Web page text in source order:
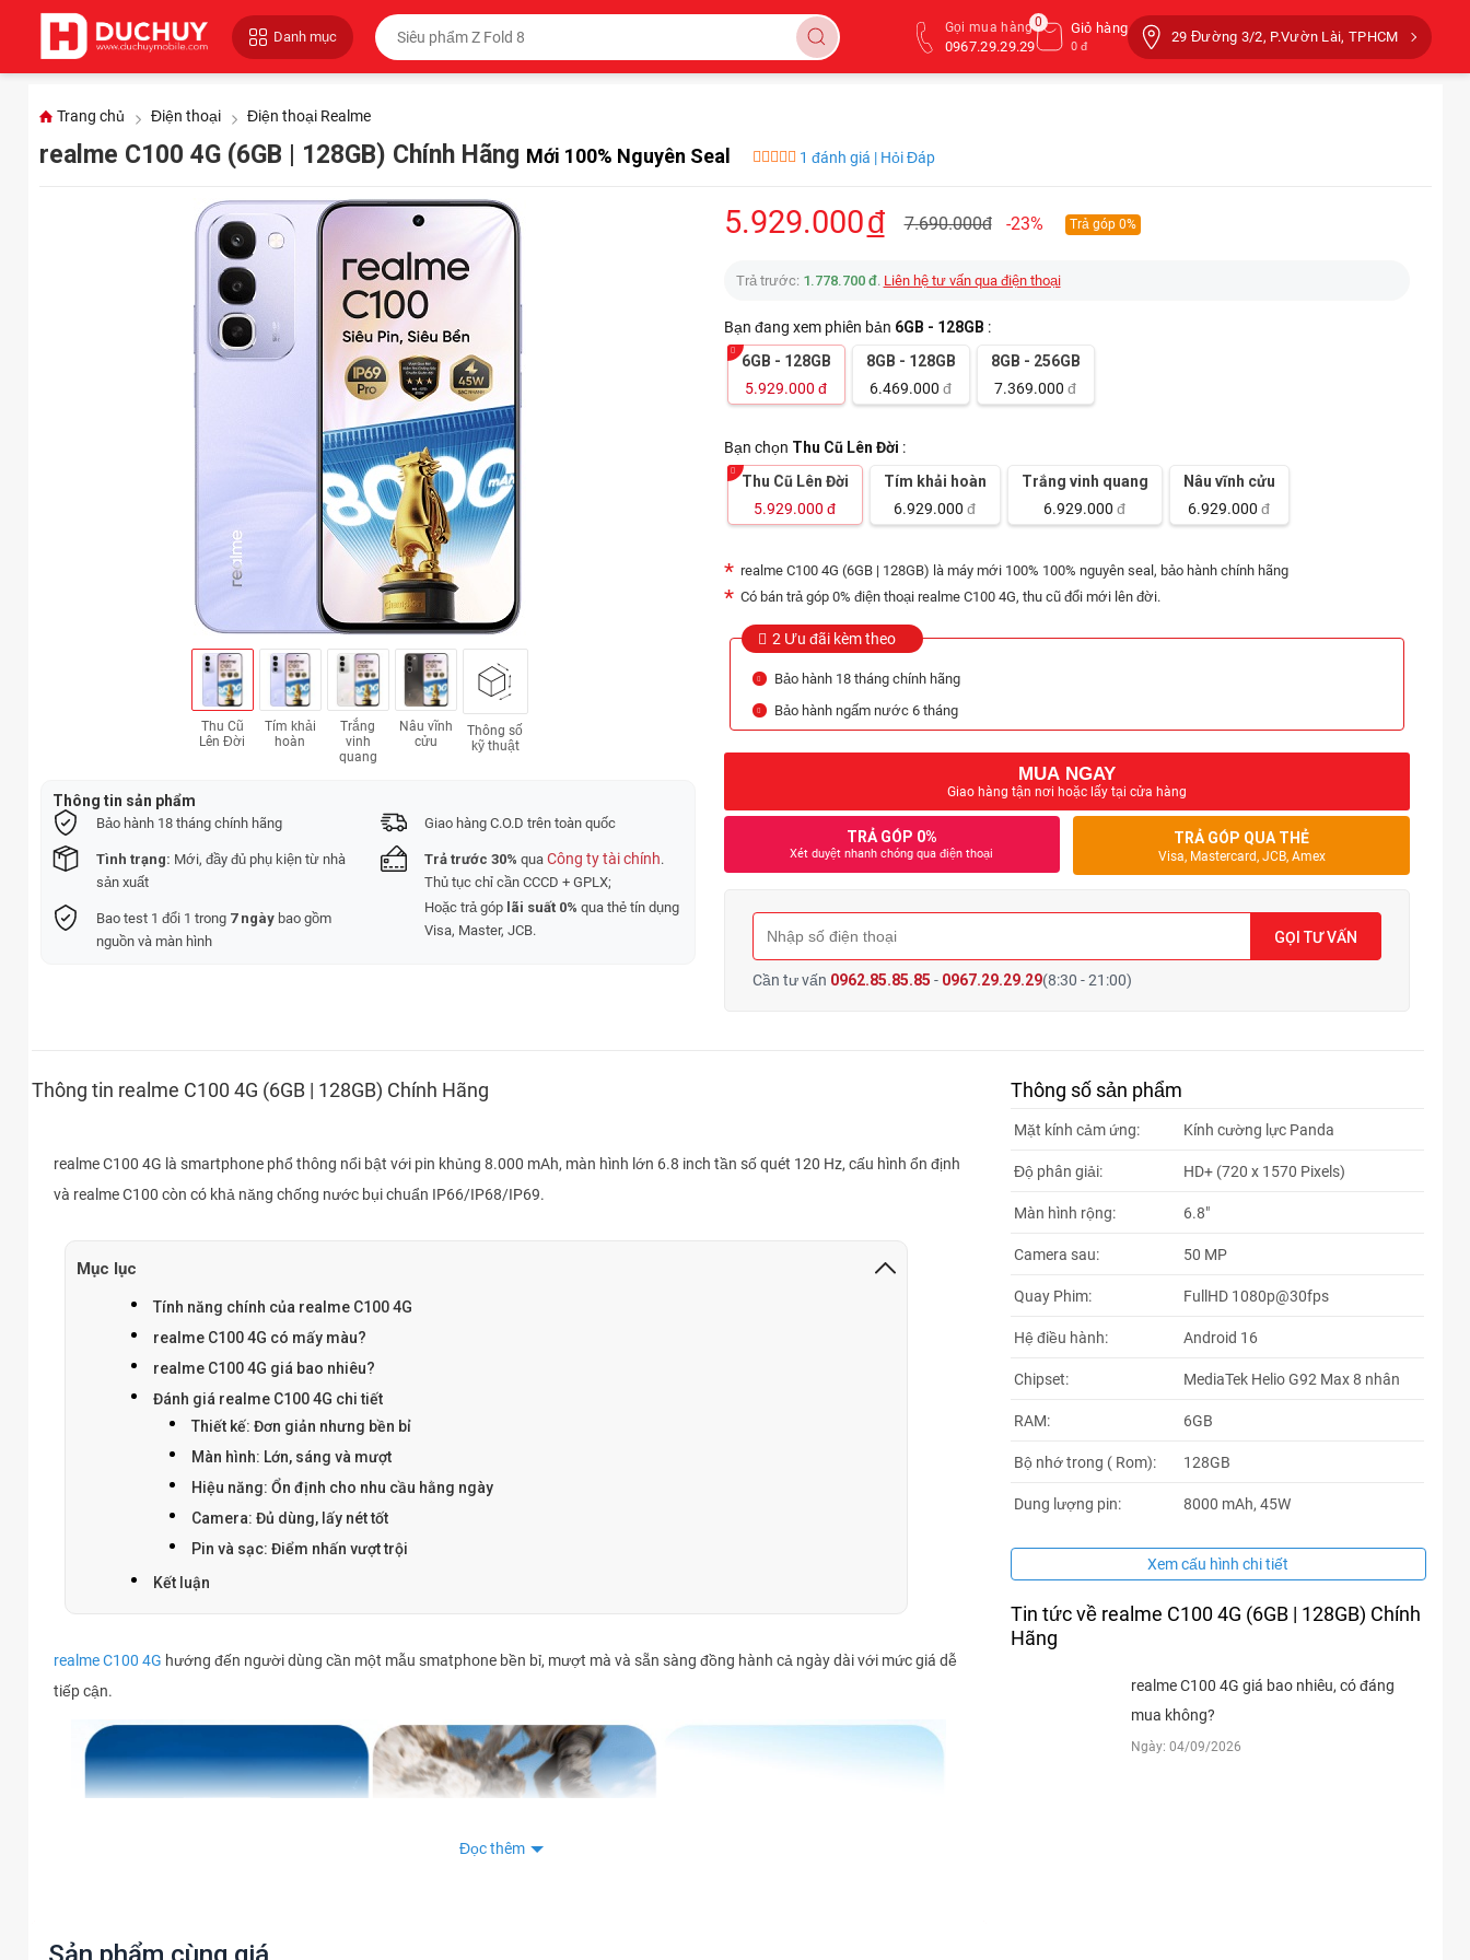
Danh mục
Gọi mua hàng
0967.29.29.29
Giỏ hàng
0 đ
0
29 Đường 3/2, P.Vườn Lài, TPHCM
Trang chủ Điện thoại Điện thoại Realme
realme C100 4G (6GB | 128GB) Chính Hãng Mới 100% Nguyên Seal 1 đánh giá | Hỏi Đáp
Thu Cũ
Lên Đời
Tím khải
hoàn
Trắng
vinh
quang
Nâu vĩnh
cửu
Thông số
kỹ thuật
Thông tin sản phẩm
Bảo hành 18 tháng chính hãng Giao hàng C.O.D trên toàn quốc
Tình trạng: Mới, đầy đủ phụ kiện từ nhà
sản xuất
Trả trước 30% qua Công ty tài chính.
Thủ tục chỉ cần CCCD + GPLX;
Bao test 1 đổi 1 trong 7 ngàybao gồm
nguồn và màn hình
Hoặc trả góp lãi suất 0% qua thẻ tín dụng
Visa, Master, JCB.
5.929.000đ 7.690.000đ -23% Trả góp 0%
Trả trước: 1.778.700 đ. Liên hệ tư vấn qua điện thoại
Bạn đang xem phiên bản 6GB - 128GB :
6GB - 128GB
5.929.000 đ
8GB - 128GB
6.469.000 đ
8GB - 256GB
7.369.000 đ
Bạn chọn Thu Cũ Lên Đời :
Thu Cũ Lên Đời
5.929.000 đ
Tím khải hoàn
6.929.000 đ
Trắng vinh quang
6.929.000 đ
Nâu vĩnh cửu
6.929.000 đ
realme C100 4G (6GB | 128GB) là máy mới 100% 100% nguyên seal, bảo hành chính hãng
Có bán trả góp 0% điện thoại realme C100 4G, thu cũ đổi mới lên đời.
2 Ưu đãi kèm theo
Bảo hành 18 tháng chính hãng
Bảo hành ngấm nước 6 tháng
MUA NGAY
Giao hàng tận nơi hoặc lấy tại cửa hàng
TRẢ GÓP 0%
Xét duyệt nhanh chóng qua điện thoại
TRẢ GÓP QUA THẺ
Visa, Mastercard, JCB, Amex
GỌI TƯ VẤN
Cần tư vấn 0962.85.85.85 - 0967.29.29.29(8:30 - 21:00)
Thông tin realme C100 4G (6GB | 128GB) Chính Hãng
realme C100 4G là smartphone phổ thông nổi bật với pin khủng 8.000 mAh, màn hình lớn 6.8 inch tần số quét 120 Hz, cấu hình ổn định
và realme C100 còn có khả năng chống nước bụi chuẩn IP66/IP68/IP69.
Mục lục
Tính năng chính của realme C100 4G
realme C100 4G có mấy màu?
realme C100 4G giá bao nhiêu?
Đánh giá realme C100 4G chi tiết
Thiết kế: Đơn giản nhưng bền bỉ
Màn hình: Lớn, sáng và mượt
Hiệu năng: Ổn định cho nhu cầu hằng ngày
Camera: Đủ dùng, lấy nét tốt
Pin và sạc: Điểm nhấn vượt trội
Kết luận
realme C100 4G hướng đến người dùng cần một mẫu smatphone bền bỉ, mượt mà và sẵn sàng đồng hành cả ngày dài với mức giá dễ
tiếp cận.
Đọc thêm
Thông số sản phẩm
Mặt kính cảm ứng: Kính cường lực Panda
Độ phân giải: HD+ (720 x 1570 Pixels)
Màn hình rộng: 6.8"
Camera sau: 50 MP
Quay Phim: FullHD 1080p@30fps
Hệ điều hành: Android 16
Chipset: MediaTek Helio G92 Max 8 nhân
RAM: 6GB
Bộ nhớ trong ( Rom): 128GB
Dung lượng pin: 8000 mAh, 45W
Xem cấu hình chi tiết
Tin tức về realme C100 4G (6GB | 128GB) Chính
Hãng
realme C100 4G giá bao nhiêu, có đáng
mua không?
Ngày: 04/09/2026